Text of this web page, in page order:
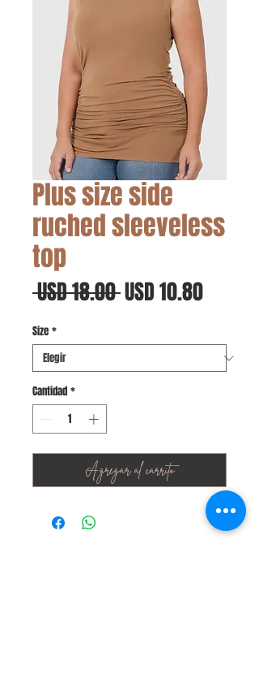
Plus size side
ruched sleeveless
top
USD 18.00 Precio
USD 10.80Precio
oferta
Size *
Cantidad *
Agregar al carrito